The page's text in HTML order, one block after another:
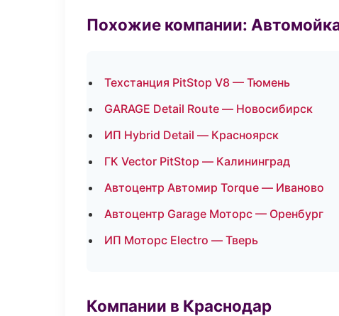
Похожие компании:
Техстанция PitStop V8 — Тюмень
GARAGE Detail Route — Новосибирск
ИП Hybrid Detail — Красноярск
ГК Vector PitStop — Калининград
Автоцентр Автомир Torque — Иваново
Автоцентр Garage Моторс — Оренбург
ИП Моторс Electro — Тверь
Компании в Краснодар